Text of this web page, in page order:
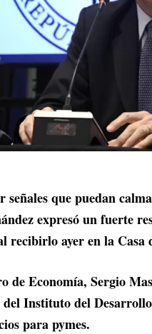
que puedan
expresó un fuerte
recibirlo ayer en la Casa
de Economía, Sergio
del Instituto del
para pymes.